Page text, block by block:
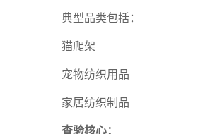
典型品类包括：
猫爬架
宠物纺织用品
家居纺织制品
查验核心：